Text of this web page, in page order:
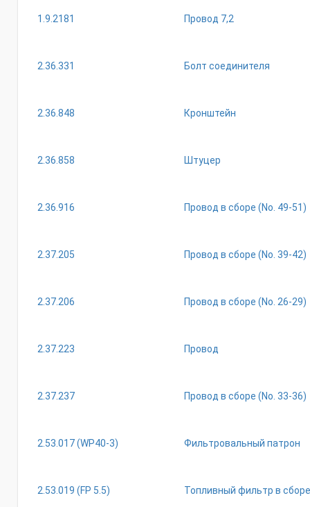
1.9.2181 Провод 7,2
2.36.331 Болт соединителя
2.36.848 Кронштейн
2.36.858 Штуцер
2.36.916 Провод в сборе (Nо. 49-51)
2.37.205 Провод в сборе (Nо. 39-42)
2.37.206 Провод в сборе (Nо. 26-29)
2.37.223 Провод
2.37.237 Провод в сборе (Nо. 33-36)
2.53.017 (WР40-3) Фильтровальный патрон
2.53.019 (FР 5.5) Топливный фильтр в